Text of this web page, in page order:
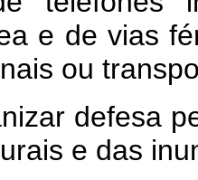
e de vias
ou
defesa
e das